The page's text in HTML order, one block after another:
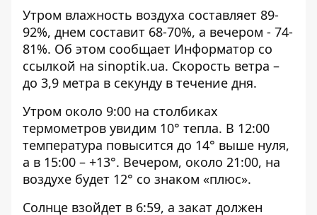
Утром влажность воздуха составляет 89-
92%, днем ​​составит 68-70%, а вечером - 74-
81%. Об этом сообщает Информатор со
ссылкой на sinoptik.ua. Скорость ветра –
до 3,9 метра в секунду в течение дня.
Утром около 9:00 на столбиках
термометров увидим 10° тепла. В 12:00
температура повысится до 14° выше нуля,
а в 15:00 – +13°. Вечером, около 21:00, на
воздухе будет 12° со знаком «плюс».
Солнце взойдет в 6:59, а закат должен